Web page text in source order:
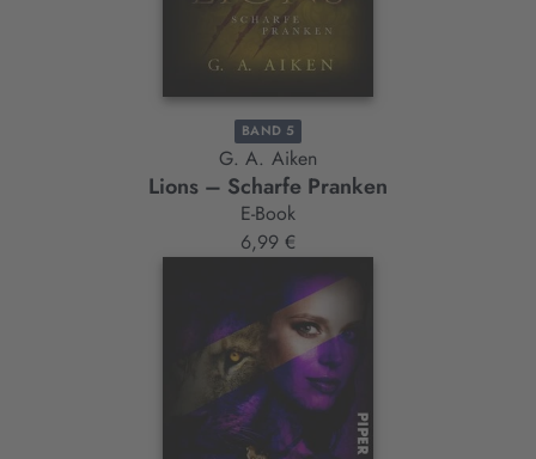
BAND 5
G. A. Aiken
Lions – Scharfe Pranken
E-Book
6,99 €